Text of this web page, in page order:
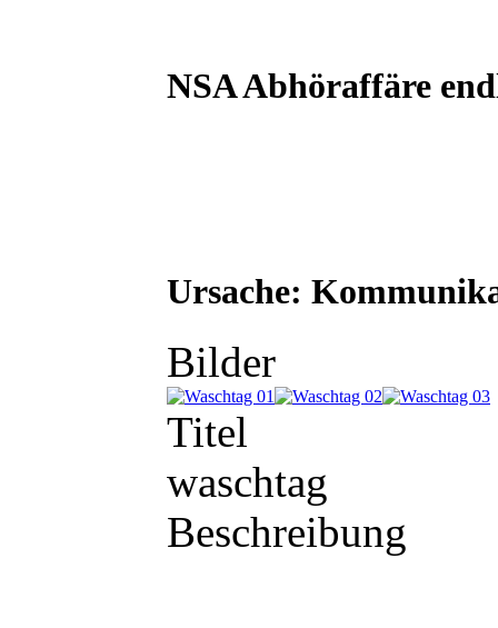
NSA Abhöraffäre
Ursache:
Bilder
Titel
waschtag
Beschreibung